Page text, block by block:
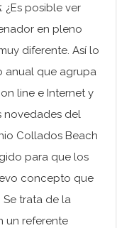
¿Es posible ver
en pleno
diferente. Así lo
anual que agrupa
line e Internet y
novedades del
Collados Beach
para que los
concepto que
trata de la
un referente